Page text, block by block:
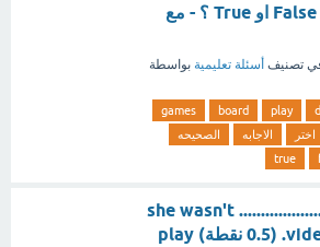
في ما يلي False او True ؟ - مع
تصنيف أسئلة تعليمية بواسطة
play
board
games
اختر الاجابه
الصحيحه
true
she wasn't
video games. (0.5 نقطة) play